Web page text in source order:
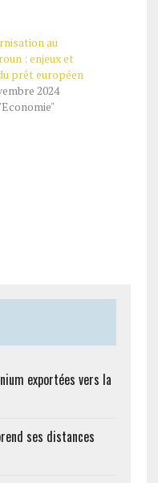
au
: enjeux et
prêt européen
2024
exportées vers la
ses distances